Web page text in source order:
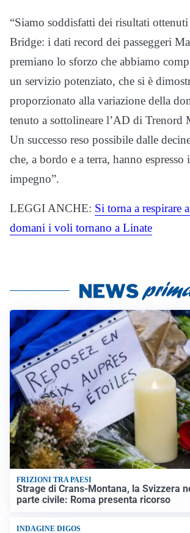
“Siamo soddisfatti dei risultati
Bridge: i dati record dei passeggeri
premiano lo sforzo che abbiamo
un servizio potenziato, che si è
proporzionato alla variazione della
tenuto a sottolineare l’AD di Trenord
Un successo reso possibile dalle
che, a bordo e a terra, hanno
impegno”.
LEGGI ANCHE: Si torna a respirare
domani i voli tornano a Linate
FRIZIONI TRA PAESI
Strage di Crans-Montana, la Svizzera
parte civile: Roma presenta ricorso
INDAGINE DIGOS